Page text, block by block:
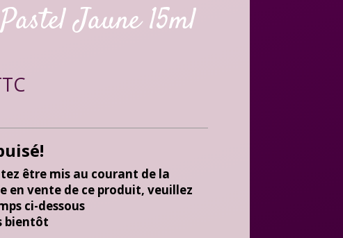
Jaune 15ml
être mis au courant de la
en vente de ce produit, veuillez
ci-dessous
bientôt